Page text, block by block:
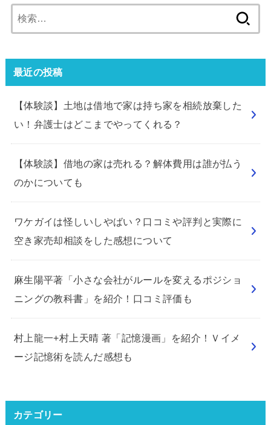
索:
最近の投稿
【体験談】土地は借地で家は持ち家を相続放棄した
い！弁護士はどこまでやってくれる？
【体験談】借地の家は売れる？解体費用は誰が払う
のかについても
ワケガイは怪しいしやばい？口コミや評判と実際に
空き家売却相談をした感想について
麻生陽平著「小さな会社がルールを変えるポジショ
ニングの教科書」を紹介！口コミ評価も
村上龍一+村上天晴 著「記憶漫画」を紹介！Ｖイメ
ージ記憶術を読んだ感想も
カテゴリー